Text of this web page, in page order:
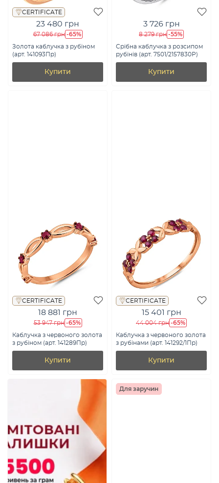
CERTIFICATE
23 480 грн
67 086 грн -65%
Золота каблучка з рубіном
(арт. 141093Пр)
Купити
3 726 грн
8 279 грн -55%
Срібна каблучка з розсипом
рубінів (арт. 7501/2157830Р)
Купити
CERTIFICATE
18 881 грн
53 947 грн -65%
Каблучка з червоного золота
з рубіном (арт. 141289Пр)
Купити
CERTIFICATE
15 401 грн
44 004 грн -65%
Каблучка з червоного золота
з рубінами (арт. 141292/1Пр)
Купити
Для заручин